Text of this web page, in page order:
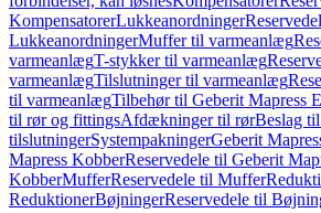
KompensatorerLukkeanordninger
LukkeanordningerMuffer til varmeanlæg
varmeanlægT-stykker til varmeanlæg
varmeanlægTilslutninger til varmeanlæg
til varmeanlægTilbehør til Geberit Mapress
til rør og fittingsAfdækninger til rørBeslag
tilslutningerSystempakningerGeberit
Mapress KobberReservedele til Geberit
KobberMufferReservedele til Muffer
ReduktionerBøjningerReservedele til